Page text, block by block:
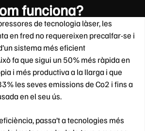
funciona?
de tecnologia làser, les
en fred no requereixen precalfar-se i
sistema més eficient
fa que sigui un 50% més ràpida en
i més productiva a la llarga i que
les seves emissions de Co2 i fins a
en el seu ús.
passa’t a tecnologies més